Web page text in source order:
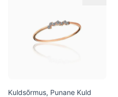
Kuldsõrmus, Punane Kuld